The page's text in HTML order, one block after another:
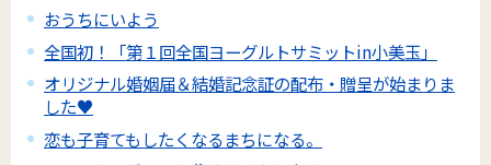
おうちにいよう
全国初！「第１回全国ヨーグルトサミットin小美玉」
オリジナル婚姻届＆結婚記念証の配布・贈呈が始まりま
した♥
恋も子育てもしたくなるまちになる。